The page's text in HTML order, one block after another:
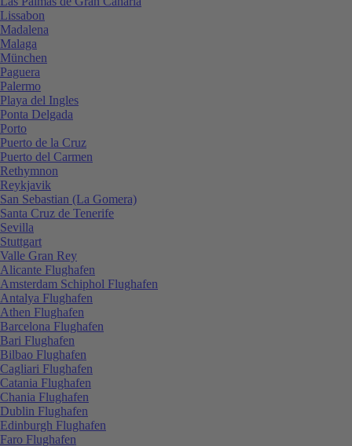
Lissabon
Madalena
Malaga
München
Paguera
Palermo
Playa del Ingles
Ponta Delgada
Porto
Puerto de la Cruz
Puerto del Carmen
Rethymnon
Reykjavik
San Sebastian (La Gomera)
Santa Cruz de Tenerife
Sevilla
Stuttgart
Valle Gran Rey
Alicante Flughafen
Amsterdam Schiphol Flughafen
Antalya Flughafen
Athen Flughafen
Barcelona Flughafen
Bari Flughafen
Bilbao Flughafen
Cagliari Flughafen
Catania Flughafen
Chania Flughafen
Dublin Flughafen
Edinburgh Flughafen
Faro Flughafen